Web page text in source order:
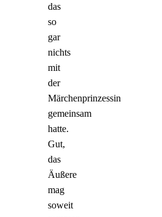
das
so
gar
nichts
mit
der
Märchenprinzessin
gemeinsam
hatte.
Gut,
das
Äußere
mag
soweit